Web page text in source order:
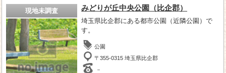
現地未調査 みどりが丘中央公園（比企郡）
埼玉県比企郡にある都市公園（近隣公園）で
す。
公園
〒355-0315 埼玉県比企郡
－